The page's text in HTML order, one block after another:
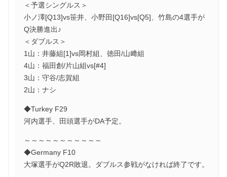
＜予選シングルス＞
小ノ澤[Q13]vs笹井、小野田[Q16]vs[Q5]、竹島の4選手が
Q決勝進出♪
＜ダブルス＞
1山：井藤組[1]vs岡村組、徳田/山﨑組
4山：福田創/片山組vs[#4]
3山：守谷/志賀組
2山：ナシ
◆Turkey F29
河内選手、田頭選手がDA予定。
～～～～～～～～～～～
◆Germany F10
大塚選手がQ2R敗退。ダブルス参戦がなければ終了です。